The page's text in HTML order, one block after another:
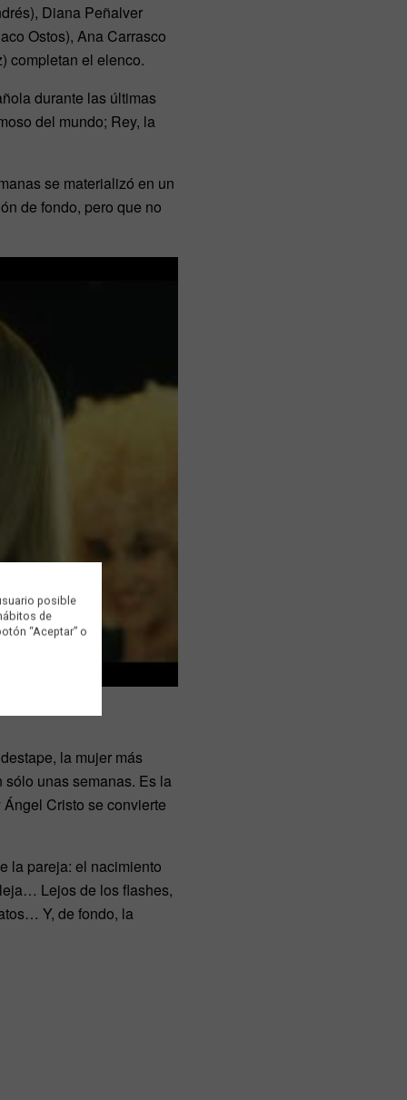
Diana Peñalver
Ostos), Ana Carrasco
completan el elenco.
durante las últimas
del mundo; Rey, la
se materializó en un
de fondo, pero que no
la mujer más
unas semanas. Es la
Cristo se convierte
la pareja: el nacimiento
Lejos de los flashes,
Y, de fondo, la
posible
de
“Aceptar” o